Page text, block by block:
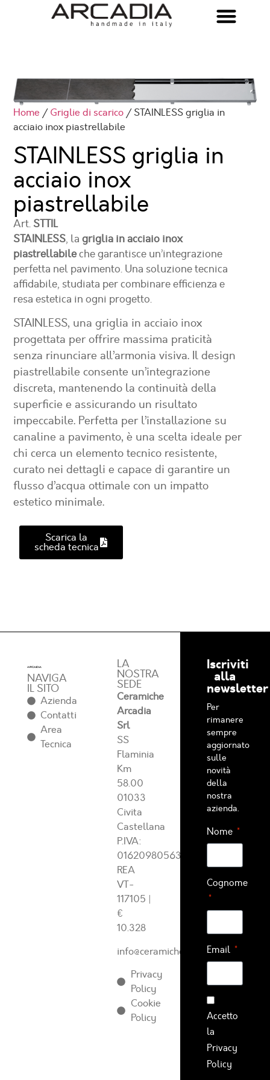
Home /Griglie di scarico / STAINLESS griglia in
acciaio inox piastrellabile
STAINLESS griglia in
acciaio inox
piastrellabile
Art.STTIL
STAINLESS, lagriglia in acciaio inox
piastrellabileche garantisce un’integrazione
perfetta nel pavimento. Una soluzione tecnica
affidabile, studiata per combinare efficienza e
resa estetica in ogni progetto.
STAINLESS, una griglia in acciaio inox
progettata per offrire massima praticità
senza rinunciare all’armonia visiva. Il design
piastrellabile consente un’integrazione
discreta, mantenendo la continuità della
superficie e assicurando un risultato
impeccabile. Perfetta per l’installazione su
canaline a pavimento, è una scelta ideale per
chi cerca un elemento tecnico resistente,
curato nei dettagli e capace di garantire un
flusso d’acqua ottimale con un impatto
estetico minimale.
Scarica la
scheda tecnica
NAVIGA
IL SITO
Azienda
Contatti
Area
Tecnica
LA
NOSTRA
SEDE
Ceramiche
Arcadia
Srl
SS
Flaminia
Km
58.00
01033
Civita
Castellana
P.IVA:
01620980563
REA
VT-
117105 |
€
10.328
info@ceramichearcadia.com
Privacy
Policy
Cookie
Policy
Iscriviti
alla
newsletter
Per
rimanere
sempre
aggiornato
sulle
novità
della
nostra
azienda.
Nome
Cognome
Email
Accetto
la
Privacy
Policy